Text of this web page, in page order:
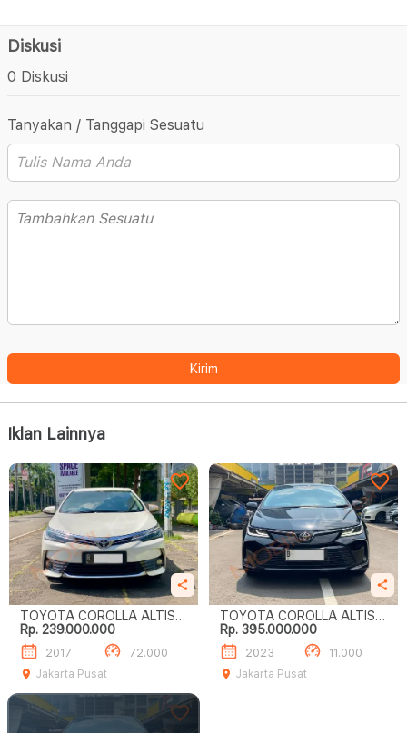
Diskusi
0 Diskusi
Tanyakan / Tanggapi Sesuatu
Kirim
Iklan Lainnya
TOYOTA COROLLA ALTIS V
1.8
Rp. 239.000.000
2017
72.000
Jakarta Pusat
TOYOTA COROLLA ALTIS V
1.8
Rp. 395.000.000
2023
11.000
Jakarta Pusat